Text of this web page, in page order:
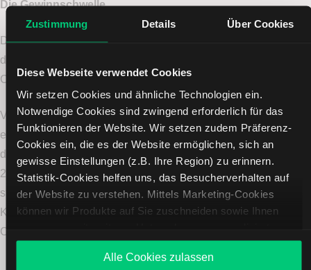
Zustimmung Details Über Cookies
Diese Webseite verwendet Cookies
Wir setzen Cookies und ähnliche Technologien ein.
Notwendige Cookies sind zwingend erforderlich für das
Funktionieren der Website. Wir setzen zudem Präferenz-
Cookies ein, die es der Website ermöglichen, sich an
gewisse Einstellungen (z.B. Ihre Region) zu erinnern.
Statistik-Cookies helfen uns, das Besucherverhalten auf
der Website zu verstehen. Mittels Marketing-Cookies
können wir Produkte auf Sie zuschneiden sowie Ihnen
Angebote unterbreiten. Sie entscheiden, welche Cookies
Sie zulassen oder ablehnen. Ihre Entscheidung können Sie
Alle Cookies zulassen
Die Gewinnschwelle
Die Gewinnschwelle würde sich bei 210,95$ befinden. Notiert
die PGR Aktie am Ende der Laufzeit darüber, liefert der Bull
Call Spread einen Gewinn.
Vergleichen Sie diesen Bull Call Spread mit dem Kauf eines
einfachen Calls mit Basispreis 215$. Die Gewinnschwelle
dieses Calls, dessen Briefkurs 6,80$ beträgt, würde bei etwa
222$ liegen. Auf diesen Kurs muss die PGR Aktie mindestens
steigen, um die Kosten des Calls wettzumachen. Bei einem
Kurs von 215$, dem anvisierten Kursziel, wäre der einfache
Call nichts mehr wert.